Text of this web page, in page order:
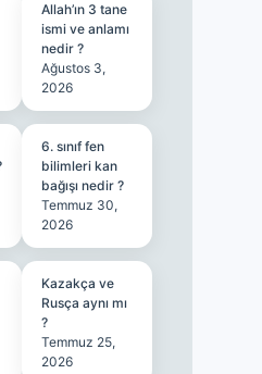
Allah’ın 3 tane
ismi ve anlamı
nedir ?
Ağustos 3,
2026
6. sınıf fen
bilimleri kan
bağışı nedir ?
Temmuz 30,
2026
Kazakça ve
Rusça aynı mı
?
Temmuz 25,
2026